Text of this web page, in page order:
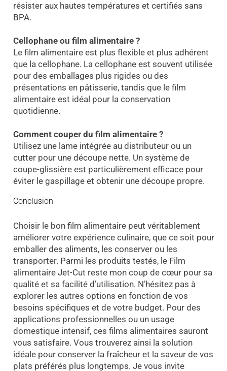
résister aux hautes températures et certifiés sans
BPA.
Cellophane ou film alimentaire ?
Le film alimentaire est plus flexible et plus adhérent
que la cellophane. La cellophane est souvent utilisée
pour des emballages plus rigides ou des
présentations en pâtisserie, tandis que le film
alimentaire est idéal pour la conservation
quotidienne.
Comment couper du film alimentaire ?
Utilisez une lame intégrée au distributeur ou un
cutter pour une découpe nette. Un système de
coupe-glissière est particulièrement efficace pour
éviter le gaspillage et obtenir une découpe propre.
Conclusion
Choisir le bon film alimentaire peut véritablement
améliorer votre expérience culinaire, que ce soit pour
emballer des aliments, les conserver ou les
transporter. Parmi les produits testés, le Film
alimentaire Jet-Cut reste mon coup de cœur pour sa
qualité et sa facilité d’utilisation. N’hésitez pas à
explorer les autres options en fonction de vos
besoins spécifiques et de votre budget. Pour des
applications professionnelles ou un usage
domestique intensif, ces films alimentaires sauront
vous satisfaire. Vous trouverez ainsi la solution
idéale pour conserver la fraîcheur et la saveur de vos
plats préférés plus longtemps. Je vous invite